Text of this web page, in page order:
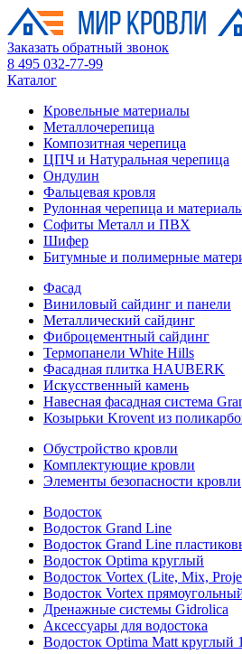
Заказать обратный звонок
8 495 032-77-99
Каталог
Кровельные материалы
Металлочерепица
Композитная черепица
ЦПЧ и Натуральная черепица
Ондулин
Фальцевая кровля
Рулонная черепица и
Софиты Металл и ПВХ
Шифер
Битумные и полимерные
Фасад
Виниловый сайдинг и панели
Металлический сайдинг
Фиброцементный сайдинг
Термопанели White Hills
Фасадная плитка HAUBERK
Искусственный камень
Навесная фасадная система
Козырьки Krovent из
Обустройство кровли
Комплектующие кровли
Элементы безопасности кровли
Водосток
Водосток Grand Line
Водосток Grand Line
Водосток Optima круглый
Водосток Vortex (Lite, Mix,
Водосток Vortex
Дренажные системы Gidrolica
Аксессуары для водостока
Водосток Optima Matt круглый